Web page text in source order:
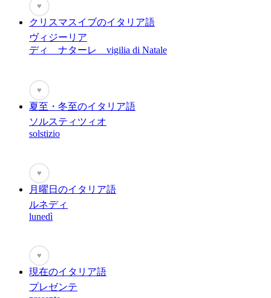
♥
クリスマスイブのイタリア語
ヴィジーリア
ディ ナターレ vigilia di Natale
♥
夏至・冬至のイタリア語
ソルスティツィオ
solstizio
♥
月曜日のイタリア語
ルネディ
lunedì
♥
現在のイタリア語
プレゼンテ